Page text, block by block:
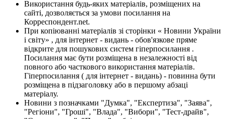
Використання будь-яких матеріалів, розміщених на
сайті, дозволяється за умови посилання на
Корреспондент.net.
При копіюванні матеріалів зі сторінки « Новини України
і світу» , для інтернет - видань - обов'язкове пряме
відкрите для пошукових систем гіперпосилання .
Посилання має бути розміщена в незалежності від
повного або часткового використання матеріалів.
Гіперпосилання ( для інтернет - видань) - повинна бути
розміщена в підзаголовку або в першому абзаці
матеріалу.
Новини з позначками "Думка", "Експертиза", "Заява",
"Регіони", "Гроші", "Влада", "Вибори", "Тест-драйв",